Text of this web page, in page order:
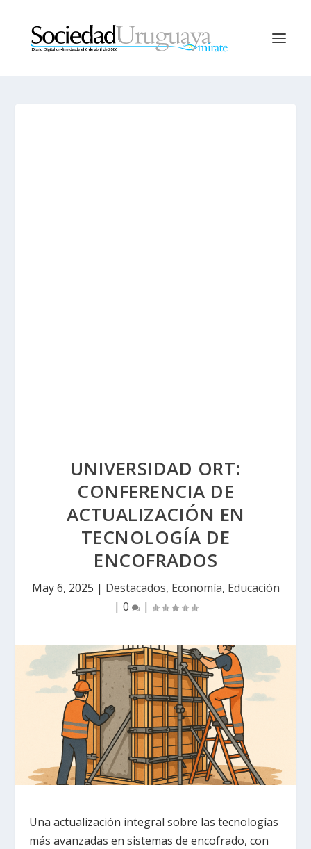
UNIVERSIDAD ORT:
CONFERENCIA DE
ACTUALIZACIÓN EN
TECNOLOGÍA DE
ENCOFRADOS
May 6, 2025 | Destacados, Economía, Educación
| 0 |
Una actualización integral sobre las tecnologías
más avanzadas en sistemas de encofrado, con